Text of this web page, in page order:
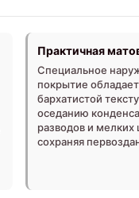
Практичная
Специальное
покрытие
бархатистой
оседанию
разводов и мелких
сохраняя